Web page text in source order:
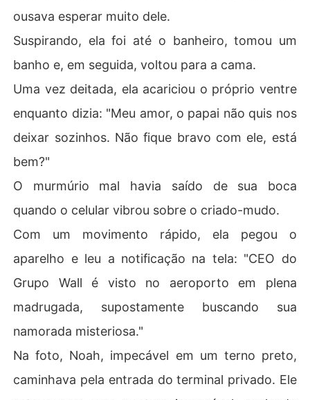
ousava esperar muito dele.
Suspirando, ela foi até o banheiro, tomou um
banho e, em seguida, voltou para a cama.
Uma vez deitada, ela acariciou o próprio ventre
enquanto dizia: "Meu amor, o papai não quis nos
deixar sozinhos. Não fique bravo com ele, está
bem?"
O murmúrio mal havia saído de sua boca
quando o celular vibrou sobre o criado-mudo.
Com um movimento rápido, ela pegou o
aparelho e leu a notificação na tela: "CEO do
Grupo Wall é visto no aeroporto em plena
madrugada, supostamente buscando sua
namorada misteriosa."
Na foto, Noah, impecável em um terno preto,
caminhava pela entrada do terminal privado. Ele